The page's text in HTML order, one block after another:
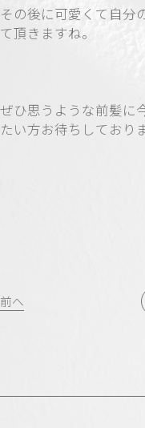
その後に可愛くて自分
て頂きますね。
ぜひ思うような前髪に
たい方お待ちしており
投
前へ